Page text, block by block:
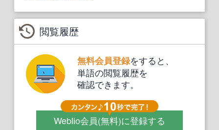
閲覧履歴
無料会員登録をすると、
単語の閲覧履歴を
確認できます。
Weblio会員(無料)に登録する